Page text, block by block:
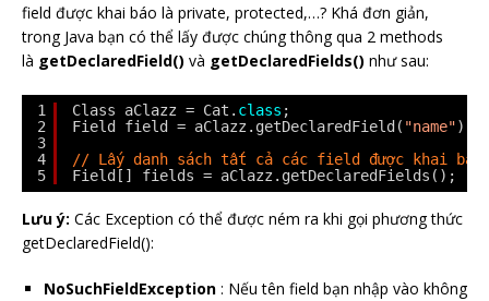
field được khai báo là private, protected,…? Khá đơn giản,
trong Java bạn có thể lấy được chúng thông qua 2 methods
là getDeclaredField() và getDeclaredFields() như sau:
1
2
3
4
5
Class aClazz = Cat. class ;
Field field = aClazz.getDeclaredField( "name");
// Lấy danh sách tất cả các field được khai
Field[] fields = aClazz.getDeclaredFields();
Lưu ý: Các Exception có thể được ném ra khi gọi phương thức
getDeclaredField():
NoSuchFieldException : Nếu tên field bạn nhập vào không